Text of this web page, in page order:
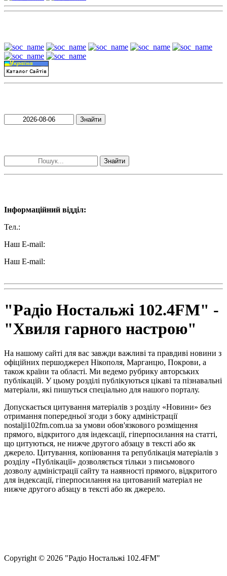
Знайти
Знайти
Інформаційний відділ:
Тел.:
Наш E-mail:
Наш E-mail:
"Радіо Ностальжі 102.4FM" -
"Хвиля гарного настрою"
На нашому сайті для вас завжди важливі та правдиві новини з
офіційних першоджерел Нікополя, Марганцю, Покрови, а
також країни та області. Ми ведемо рубрику авторських
публікацій. У цьому розділі публікуються цікаві та пізнавальні
матеріали, які пишуться спеціально для нашого порталу.
Допускається цитування матеріалів з розділу «Новини» без
отримання попередньої згоди з боку адміністрації
nostalji102fm.com.ua за умови обов'язкового розміщення
прямого, відкритого для індексації, гіперпосилання на статті,
що цитуються, не нижче другого абзацу в тексті або як
джерело. Цитування, копіювання та републікація матеріалів з
розділу «Публікації» дозволяється тільки з письмового
дозволу адміністрації сайту та наявності прямого, відкритого
для індексації, гіперпосилання на цитований матеріал не
нижче другого абзацу в тексті або як джерело.
Сopyright © 2026 "Радіо Ностальжі 102.4FM"